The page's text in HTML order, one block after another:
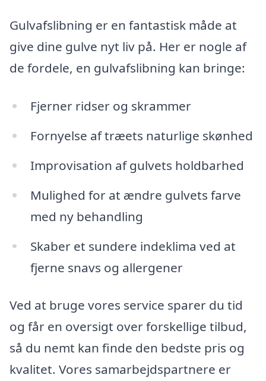
Gulvafslibning er en fantastisk måde at
give dine gulve nyt liv på. Her er nogle af
de fordele, en gulvafslibning kan bringe:
Fjerner ridser og skrammer
Fornyelse af træets naturlige skønhed
Improvisation af gulvets holdbarhed
Mulighed for at ændre gulvets farve
med ny behandling
Skaber et sundere indeklima ved at
fjerne snavs og allergener
Ved at bruge vores service sparer du tid
og får en oversigt over forskellige tilbud,
så du nemt kan finde den bedste pris og
kvalitet. Vores samarbejdspartnere er